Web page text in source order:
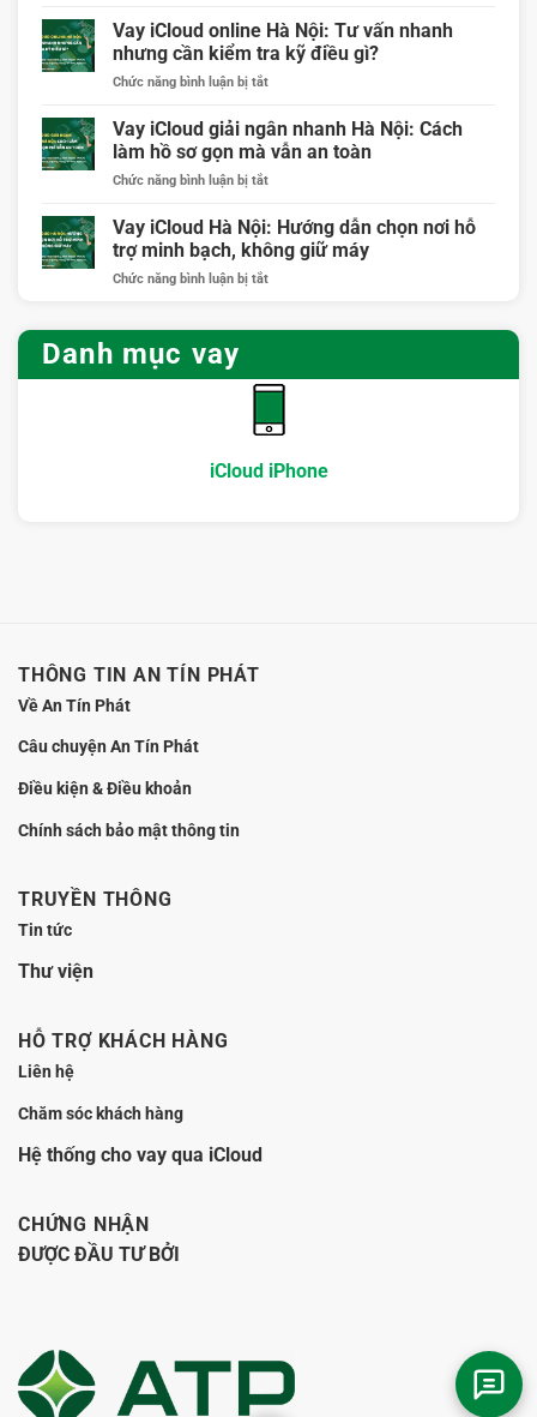
Nội:
Nhận
nhanh,
thoại
vẫn
bình
iPhone
không
giữ
máy
Nội:
7
chí
giá
nơi
trợ
tín
Vay iCloud online Hà Nội: Tư vấn nhanh
nhưng cần kiểm tra kỹ điều gì?
Chức năng bình luận bị tắtở
iCloud
online
Hà
Nội:
vấn
nhanh
nhưng
cần
gì?
Vay iCloud giải ngân nhanh Hà Nội: Cách
làm hồ sơ gọn mà vẫn an toàn
Chức năng bình luận bị tắtở
iCloud
giải
ngân
nhanh
hồ
gọn
vẫn
Vay iCloud Hà Nội: Hướng dẫn chọn nơi hỗ
trợ minh bạch, không giữ máy
Chức năng bình luận bị tắtở
Hướng
chọn
nơi
hỗ
trợ
Danh mục vay
iCloud iPhone
THÔNG TIN AN TÍN PHÁT
Về An Tín Phát
Câu chuyện An Tín Phát
Điều kiện & Điều khoản
Chính sách bảo mật thông tin
TRUYỀN THÔNG
Tin tức
Thư viện
HỖ TRỢ KHÁCH HÀNG
Liên hệ
Chăm sóc khách hàng
Hệ thống cho vay qua iCloud
CHỨNG NHẬN
ĐƯỢC ĐẦU TƯ BỞI